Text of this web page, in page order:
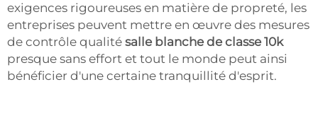
exigences rigoureuses en matière de propreté, les
entreprises peuvent mettre en œuvre des mesures
de contrôle qualité salle blanche de classe 10k
presque sans effort et tout le monde peut ainsi
bénéficier d'une certaine tranquillité d'esprit.